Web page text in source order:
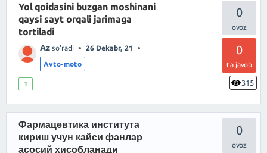
0
0
ta javob
315
Yol qoidasini buzgan moshinani
qaysi sayt orqali jarimaga
tortiladi
Az so'radi 26 Dekabr, 21
Avto-moto
1
0
Фармацевтика института
кириш учун кайси фанлар
асосий хисобланади